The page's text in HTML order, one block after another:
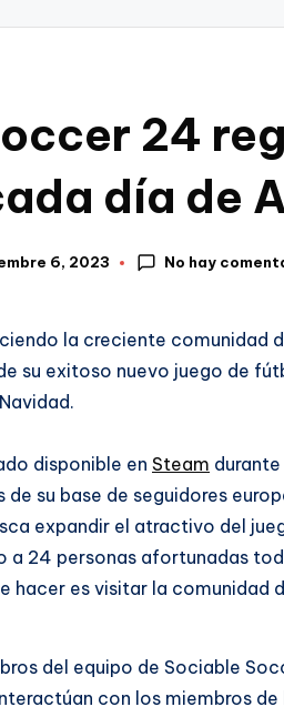
24
día de
6, 2023 No hay
la creciente comunidad
su exitoso nuevo juego de
disponible en Steam
su base de seguidores
expandir el atractivo del
a 24 personas afortunadas
hacer es visitar la comunidad
del equipo de Sociable
con los miembros